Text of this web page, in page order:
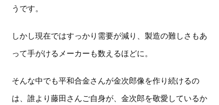
うです。
しかし現在ではすっかり需要が減り、製造の難しさもあ
って手がけるメーカーも数えるほどに。
そんな中でも平和合金さんが金次郎像を作り続けるの
は、誰より藤田さんご自身が、金次郎を敬愛しているか